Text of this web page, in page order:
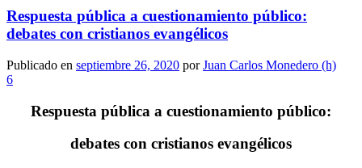
Respuesta pública a cuestionamiento público:
debates con cristianos evangélicos
Publicado en septiembre 26, 2020 porJuan Carlos Monedero (h)
6
Respuesta pública a cuestionamiento público:
debates con cristianos evangélicos